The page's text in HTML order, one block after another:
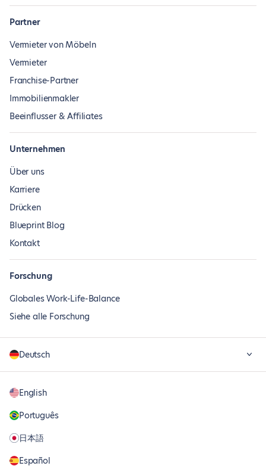
Partner
Vermieter von Möbeln
Vermieter
Franchise-Partner
Immobilienmakler
Beeinflusser & Affiliates
Unternehmen
Über uns
Karriere
Drücken
Blueprint Blog
Kontakt
Forschung
Globales Work-Life-Balance
Siehe alle Forschung
Deutsch
English
Português
日本語
Español